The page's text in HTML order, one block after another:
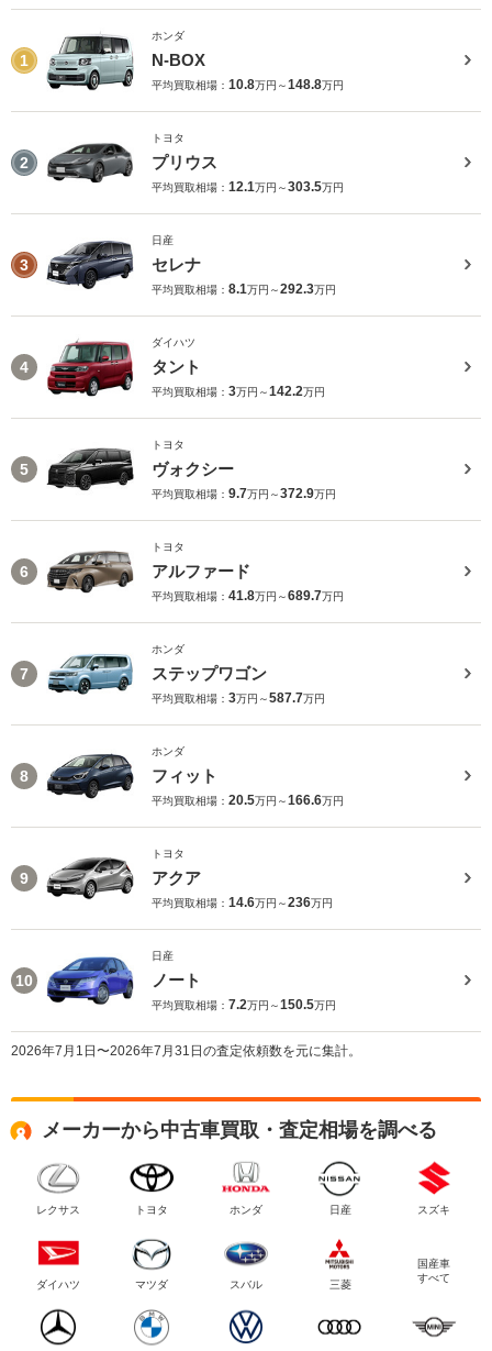
1
ホンダ
N-BOX
平均買取相場： 10.8万円～148.8万円
2
トヨタ
プリウス
平均買取相場： 12.1万円～303.5万円
3
日産
セレナ
平均買取相場： 8.1万円～292.3万円
4
ダイハツ
タント
平均買取相場： 3万円～142.2万円
5
トヨタ
ヴォクシー
平均買取相場： 9.7万円～372.9万円
6
トヨタ
アルファード
平均買取相場： 41.8万円～689.7万円
7
ホンダ
ステップワゴン
平均買取相場： 3万円～587.7万円
8
ホンダ
フィット
平均買取相場： 20.5万円～166.6万円
9
トヨタ
アクア
平均買取相場： 14.6万円～236万円
10
日産
ノート
平均買取相場： 7.2万円～150.5万円
2026年7月1日〜2026年7月31日の査定依頼数を元に集計。
メーカーから中古車買取・査定相場を調べる
レクサス トヨタ ホンダ 日産 スズキ
ダイハツ マツダ スバル 三菱
国産車
すべて